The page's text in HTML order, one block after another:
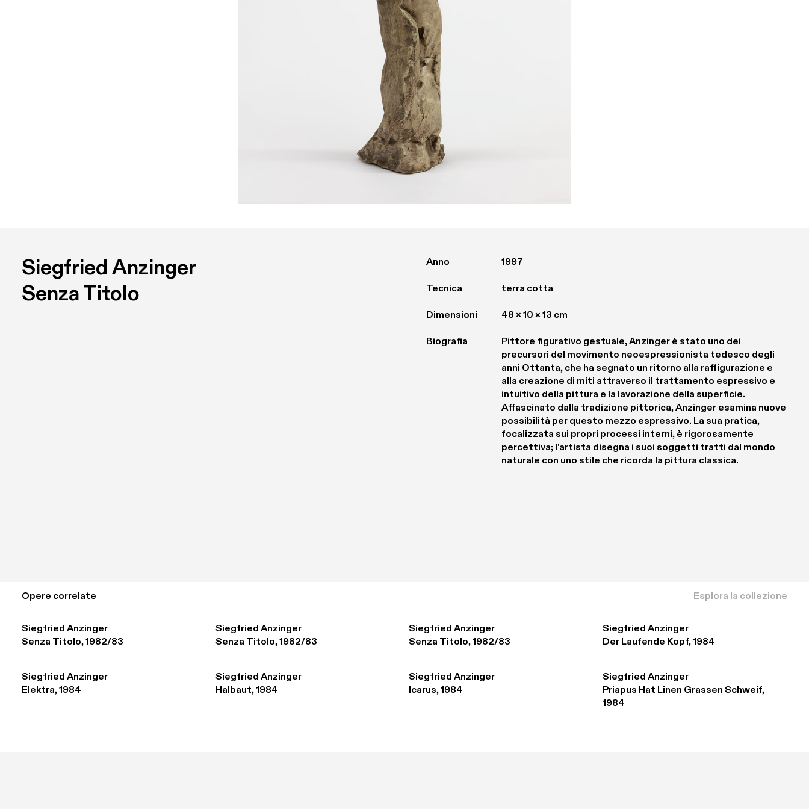
Siegfried Anzinger
Senza Titolo
Anno 1997
Tecnica terra cotta
Dimensioni 48 × 10 × 13 cm
Biografia
Pittore figurativo gestuale, Anzinger è stato uno dei
precursori del movimento neoespressionista tedesco degli
anni Ottanta, che ha segnato un ritorno alla raffigurazione e
alla creazione di miti attraverso il trattamento espressivo e
intuitivo della pittura e la lavorazione della superficie.
Affascinato dalla tradizione pittorica, Anzinger esamina nuove
possibilità per questo mezzo espressivo. La sua pratica,
focalizzata sui propri processi interni, è rigorosamente
percettiva; l'artista disegna i suoi soggetti tratti dal mondo
naturale con uno stile che ricorda la pittura classica.
Opere correlate Esplora la collezione
Siegfried Anzinger
Senza Titolo, 1982/83
Siegfried Anzinger
Senza Titolo, 1982/83
Siegfried Anzinger
Senza Titolo, 1982/83
Siegfried Anzinger
Der Laufende Kopf, 1984
Siegfried Anzinger
Elektra, 1984
Siegfried Anzinger
Halbaut, 1984
Siegfried Anzinger
Icarus, 1984
Siegfried Anzinger
Priapus Hat Linen Grassen Schweif,
1984